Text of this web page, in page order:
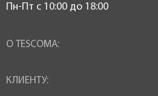
Пн-Пт c 10:00 до 18:00
О TESCOMA:
КЛИЕНТУ: